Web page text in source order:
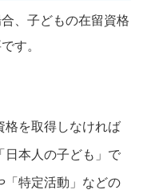
、子どもの在留資格
す。
格を取得しなければ
日本人の子ども」で
「特定活動」などの